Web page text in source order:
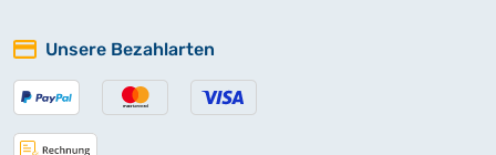
Unsere Bezahlarten